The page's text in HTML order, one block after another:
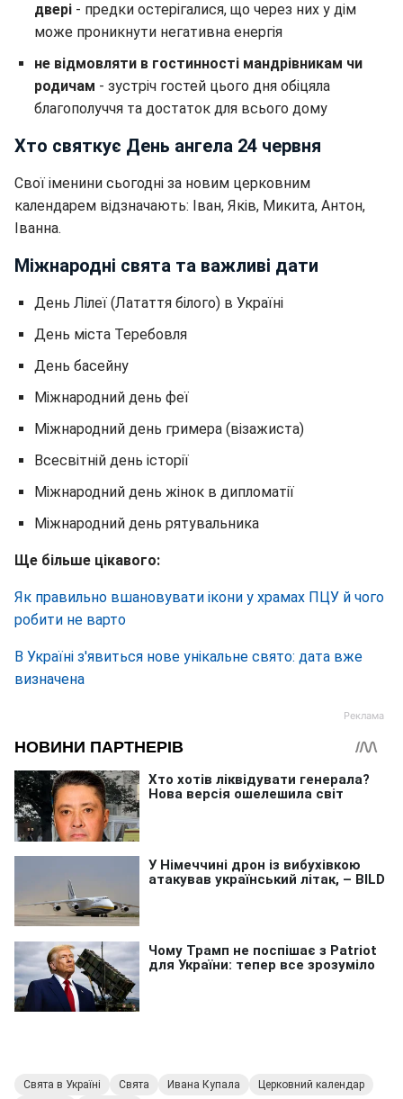
двері - предки остерігалися, що через них у дім
може проникнути негативна енергія
не відмовляти в гостинності мандрівникам чи
родичам - зустріч гостей цього дня обіцяла
благополуччя та достаток для всього дому
Хто святкує День ангела 24 червня
Свої іменини сьогодні за новим церковним
календарем відзначають: Іван, Яків, Микита, Антон,
Іванна.
Міжнародні свята та важливі дати
День Лілеї (Латаття білого) в Україні
День міста Теребовля
День басейну
Міжнародний день феї
Міжнародний день гримера (візажиста)
Всесвітній день історії
Міжнародний день жінок в дипломатії
Міжнародний день рятувальника
Ще більше цікавого:
Як правильно вшановувати ікони у храмах ПЦУ й чого
робити не варто
В Україні з'явиться нове унікальне свято: дата вже
визначена
Свята в Україні Свята Ивана Купала
Церковний календар